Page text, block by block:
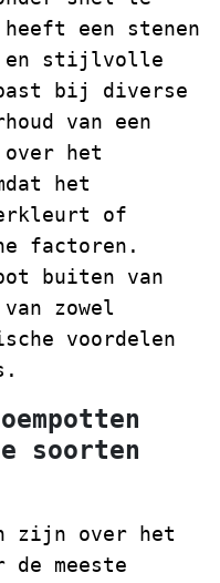
een stenen
en stijlvolle
bij diverse
van een
het
het
of
factoren.
buiten van
zowel
voordelen
soorten
zijn over het
de meeste